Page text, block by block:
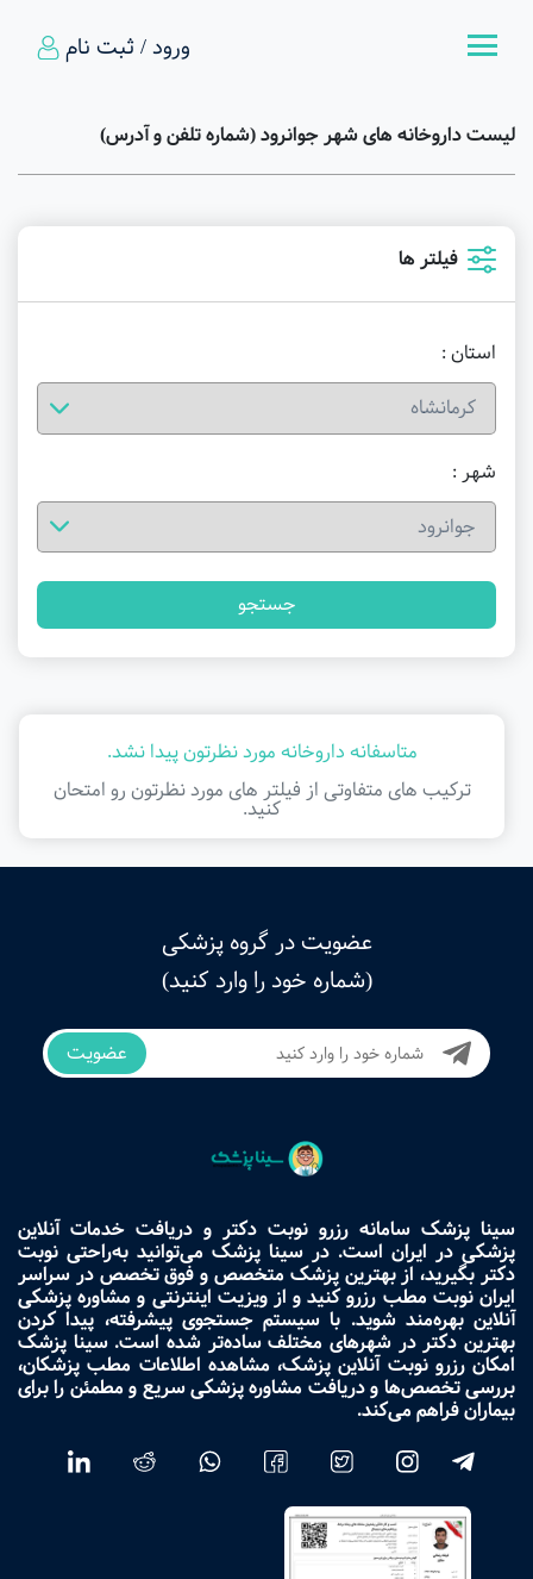
ورود / ثبت نام
لیست داروخانه های شهر جوانرود (شماره تلفن و آدرس)
فیلتر ها
استان :
شهر :
جستجو
متاسفانه داروخانه مورد نظرتون پیدا نشد.
ترکیب های متفاوتی از فیلتر ‌های مورد نظرتون رو امتحان
کنید.
عضویت در گروه پزشکی
(شماره خود را وارد کنید)
عضویت
سینا پزشک سامانه رزرو نوبت دکتر و دریافت خدمات آنلاین
پزشکی در ایران است. در سینا پزشک می‌توانید به‌راحتی نوبت
دکتر بگیرید، از بهترین پزشک متخصص و فوق تخصص در سراسر
ایران نوبت مطب رزرو کنید و از ویزیت اینترنتی و مشاوره پزشکی
آنلاین بهره‌مند شوید. با سیستم جستجوی پیشرفته، پیدا کردن
بهترین دکتر در شهرهای مختلف ساده‌تر شده است. سینا پزشک
امکان رزرو نوبت آنلاین پزشک، مشاهده اطلاعات مطب پزشکان،
بررسی تخصص‌ها و دریافت مشاوره پزشکی سریع و مطمئن را برای
بیماران فراهم می‌کند.